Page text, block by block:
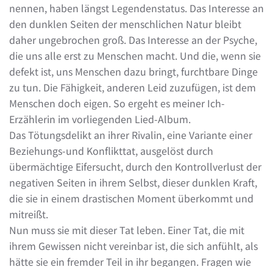
nennen, haben längst Legendenstatus. Das Interesse an
den dunklen Seiten der menschlichen Natur bleibt
daher ungebrochen groß. Das Interesse an der Psyche,
die uns alle erst zu Menschen macht. Und die, wenn sie
defekt ist, uns Menschen dazu bringt, furchtbare Dinge
zu tun. Die Fähigkeit, anderen Leid zuzufügen, ist dem
Menschen doch eigen. So ergeht es meiner Ich-
Erzählerin im vorliegenden Lied-Album.
Das Tötungsdelikt an ihrer Rivalin, eine Variante einer
Beziehungs-und Konflikttat, ausgelöst durch
übermächtige Eifersucht, durch den Kontrollverlust der
negativen Seiten in ihrem Selbst, dieser dunklen Kraft,
die sie in einem drastischen Moment überkommt und
mitreißt.
Nun muss sie mit dieser Tat leben. Einer Tat, die mit
ihrem Gewissen nicht vereinbar ist, die sich anfühlt, als
hätte sie ein fremder Teil in ihr begangen. Fragen wie